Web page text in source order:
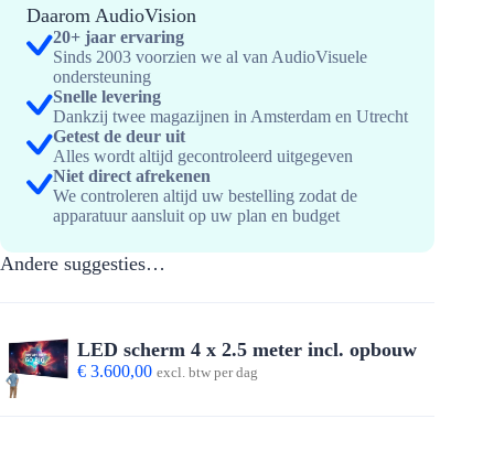
hoeveelheid
Daarom AudioVision
20+ jaar ervaring
Sinds 2003 voorzien we al van AudioVisuele
ondersteuning
Snelle levering
Dankzij twee magazijnen in Amsterdam en Utrecht
Getest de deur uit
Alles wordt altijd gecontroleerd uitgegeven
Niet direct afrekenen
We controleren altijd uw bestelling zodat de
apparatuur aansluit op uw plan en budget
Andere suggesties…
LED scherm 4 x 2.5 meter incl. opbouw
€ 3.600,00 excl. btw per dag